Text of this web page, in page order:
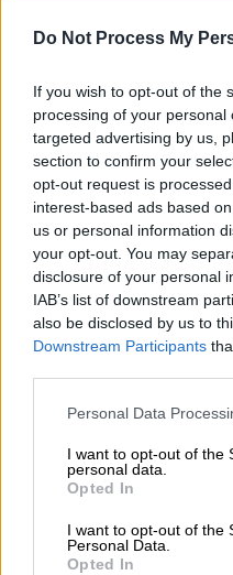
Do Not Process My
If you wish to opt-out of the
processing of your
targeted advertising by us,
section to confirm your
opt-out request is
interest-based ads based
us or personal information
your opt-out. You may
disclosure of your personal
IAB’s list of downstream
also be disclosed by us to
Downstream Participants
Please note that this
not limited to your visit or
grant or deny consent to
use your data for below
consent section.
Personal Data
I want to opt-out of the
personal data.
Opted In
I want to opt-out of the
Personal Data.
Opted In
myHealth app: Πάνω
μέρα με ένα κλικ
βεβαιώσεις
myHealth app: Πάνω
μέρα με ένα κλικ
βεβαιώσεις
Πόσο συχνά
συγκυρία που
ανησυχία;
εμφανιστεί στο
περιοχές του
τραυματισμό
ανθρώπων, κι έλαβε
Φεβρουαρίου 2013.
Τότε, ένας μικρός